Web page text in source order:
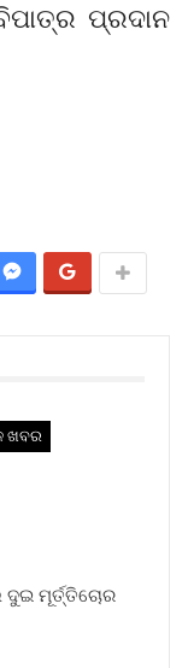
ପ୍ରଦାନ
ଖବର
ଦୁଇ ମୂର୍ତ୍ତିଚୋର